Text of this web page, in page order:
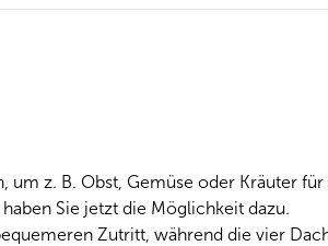
um z. B. Obst, Gemüse oder Kräuter
Sie jetzt die Möglichkeit dazu.
Zutritt, während die vier